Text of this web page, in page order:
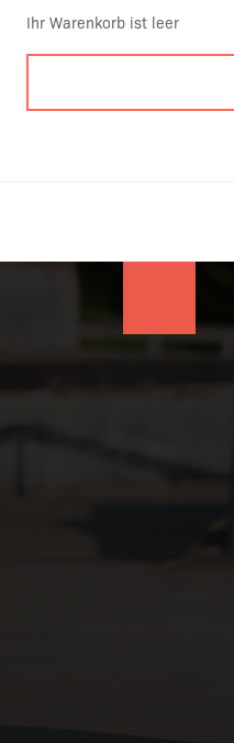
Ihr Warenkorb ist leer